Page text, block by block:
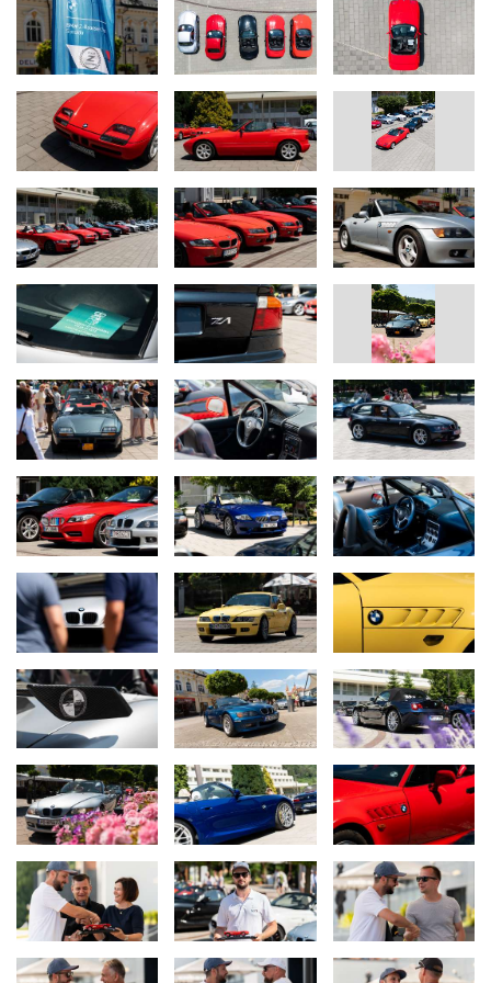
z Českej republiky, na druhom mieste sa umiestnilo červené BMW
Z1 2.5, 1989, v Top Red zo Slovenska a na treťom mieste žlté Z3
2.0i, 2000, v Dakar Yellow zo Slovenska. Cenu za najkrajšie
kolesá dostalo Z4 3.0si, 2007, roadster z Českej republiky
a špeciálnu Cenu poroty získalo Z4 3.0i , 2004, s Individual
výbavou z Litvy.
Predseda klubuNorbert Bozókys úsmevom konštatoval: „Úroveň
podujatí neustále rastie. Teší ma, že pribúdajú noví členovia, a aj
zo zahraničia. Dnes prišiel nadšenec až z pobaltskej Litvy“.
Prezradil tiež dátum nasledujúceho hlavného veľkého zrazu, ktorý
„Veľmi ma teší, že klubu BMW Z-Roadster Club Slovakia som
subjektu. Moja radosť je o to väčšia, že modely BMW Z1, Z3, Z4 či
Z8 sú na cestách vzácnosťou. Kupujú si ich zanietení nadšenci a
milovníci nefalšovanej radosti z jazdy – a práve takí sú aj členovia
slovenského klubu. Zároveň nesú odkaz klasických roadsterov
ako BMW 507. Stretnúť ich na ulici patrí k príjemným momentom a
určite rozjasnia deň každému milovníkovi krásnych automobilov,
nielen značky BMW,“ dodalaVeronika Hammond, generálna
riaditeľka spoločnosti BMW Slovenská republika.
BMW Z-Roadster Club Slovakia sa ako prvý slovenský autoklub
stal súčasťou elitnej medzinárodnej spoločnosti celosvetovo
akceptovaných auto a moto klubov BMW Group.
Viac informácií o klube a zrazoch nájdete na
bmw-zroadster-
club.ska na IG klubu:
https://www.instagram.com/bmwzroadsterclubslovakia/
A ako vznikol vzor automobilových zrazov fanúšikov BMW –viac
na linku.
Kontakt pre médiá:
BMW Slovenská republika